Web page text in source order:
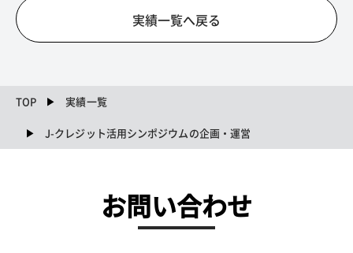
実績一覧へ戻る
TOP 実績一覧
J-クレジット活用シンポジウムの企画・運営
お問い合わせ